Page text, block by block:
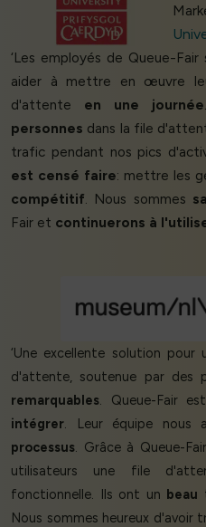
‘Les employés de Queue-Fair
aider à mettre en œuvre
d'attente en une journée
personnes dans la file
trafic pendant nos pics
est censé faire: mettre les
compétitif. Nous sommes
Fair et continuerons à
‘Une excellente solution
d'attente, soutenue par des
remarquables . Queue-Fair
intégrer . Leur équipe nous
processus . Grâce à Queue-
utilisateurs une file
fonctionnelle. Ils ont un beau
Nous sommes heureux d'avoir